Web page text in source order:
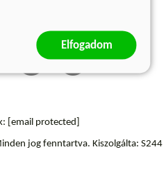
[email protected]
jog fenntartva. Kiszolgálta: S244
Elfogadom